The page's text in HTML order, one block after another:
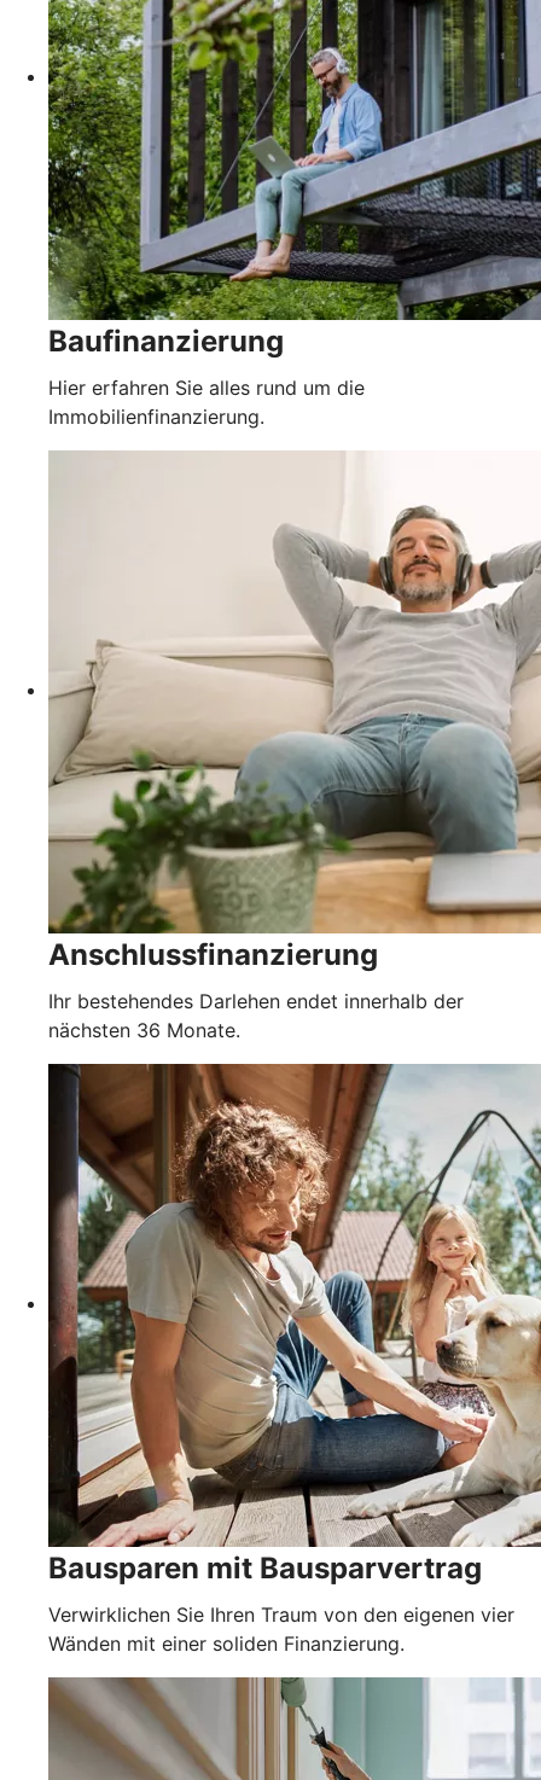
Baufinanzierung
Hier erfahren Sie alles rund um die
Immobilienfinanzierung.
Anschlussfinanzierung
Ihr bestehendes Darlehen endet innerhalb der
nächsten 36 Monate.
Bausparen mit Bausparvertrag
Verwirklichen Sie Ihren Traum von den eigenen vier
Wänden mit einer soliden Finanzierung.